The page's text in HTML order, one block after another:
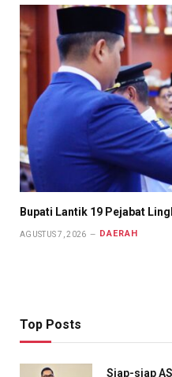
Bupati Lantik 19 Pejabat
AGUSTUS 7, 2026 DAERAH
Top Posts
Siap-siap